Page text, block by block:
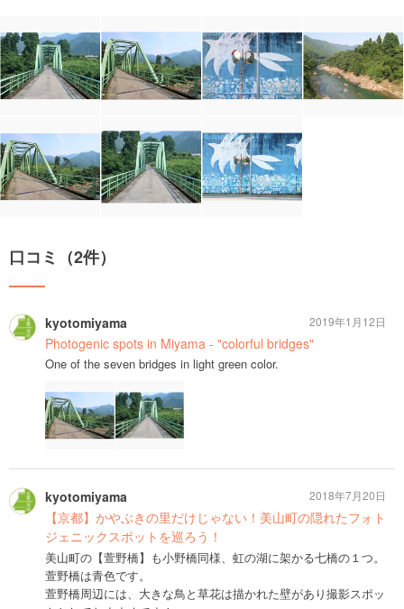
口コミ（2件）
kyotomiyama
Photogenic spots in Miyama - "colorful bridges"
One of the seven bridges in light green color.
2019年1月12日
kyotomiyama
【京都】かやぶきの里だけじゃない！美山町の隠れたフォト
ジェニックスポットを巡ろう！
美山町の【萱野橋】も小野橋同様、虹の湖に架かる七橋の１つ。
萱野橋は青色です。
萱野橋周辺には、大きな鳥と草花は描かれた壁があり撮影スポッ
2018年7月20日